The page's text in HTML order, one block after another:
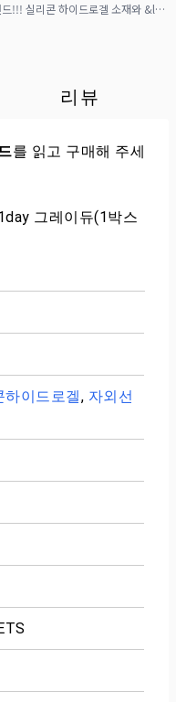
출시되자마자 품절 대란을 일으킬 정도로 핫한 브랜드!!! 실리콘 하이드로겔 소재와 &lsquo;안 돌아가는 수광 렌즈&rsquo;로 유명한 **Dewlit(듀릿)**을 소개할게요.
리뷰
를 읽고 구매해 주세
그레이듀(1박스
하이드로겔, 자외선